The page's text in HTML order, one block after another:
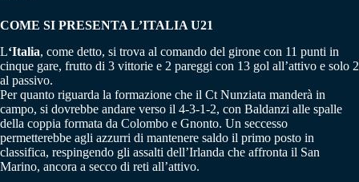
COME SI PRESENTA L’ITALIA U21
L‘Italia, come detto, si trova al comando del girone con 11 punti in
cinque gare, frutto di 3 vittorie e 2 pareggi con 13 gol all’attivo e solo 2
al passivo.
Per quanto riguarda la formazione che il Ct Nunziata manderà in
campo, si dovrebbe andare verso il 4-3-1-2, con Baldanzi alle spalle
della coppia formata da Colombo e Gnonto. Un seccesso
permetterebbe agli azzurri di mantenere saldo il primo posto in
classifica, respingendo gli assalti dell’Irlanda che affronta il San
Marino, ancora a secco di reti all’attivo.